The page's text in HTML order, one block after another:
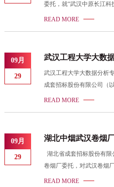
委托，就“武汉中原长江科
购项目”采用公开招标方式
HBCZ-20030688-201509 项目名称：武汉中原长江科技发展有限公
司32700制片卷绕一体机采购项目 二、公示时段 公
READ MORE
09月
29
武汉工程大学大数
武汉工程大学大数据分析专
成套招标股份有限公司（
学（以下简称“采购人”）
201789 项目名称：武汉工程大学大数据分析专用设备采购 招标
READ MORE
09月
29
湖北中烟武汉卷烟
果公告
卷烟厂委托，对武汉卷烟
编号：HBCZ-19121185-
READ MORE